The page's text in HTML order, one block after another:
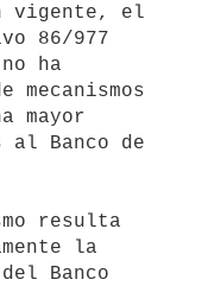
vigente, el
86/977
ha
mayor
al Banco de
la
Banco